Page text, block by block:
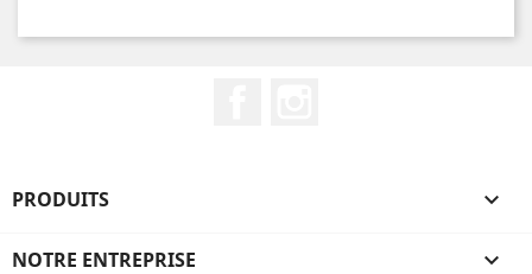
PRODUITS 
NOTRE ENTREPRISE 